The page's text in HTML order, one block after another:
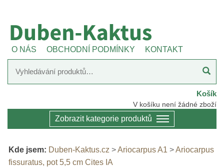
O NÁS OBCHODNÍ PODMÍNKY KONTAKT
Košík
V košíku není žádné zboží
Zobrazit kategorie produktů
Kde jsem: Duben-Kaktus.cz >Ariocarpus A1 >Ariocarpus
fissuratus, pot 5,5 cm Cites IA